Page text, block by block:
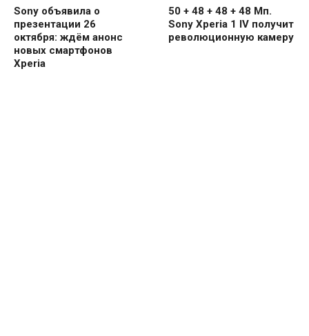
Sony объявила о
презентации 26
октября: ждём анонс
новых смартфонов
Xperia
50 + 48 + 48 + 48 Мп.
Sony Xperia 1 IV получит
революционную камеру